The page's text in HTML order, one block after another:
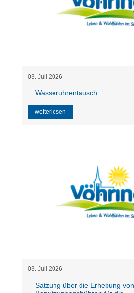
03 Juli 2026
Wasseruhrentausch
weiterlesen
03 Juli 2026
Satzung über die Erhebung von